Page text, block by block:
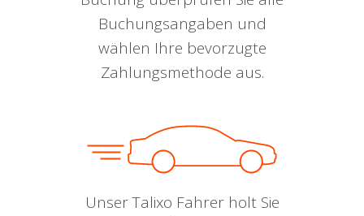
Buchungsangaben und
wählen Ihre bevorzugte
Zahlungsmethode aus.
Unser Talixo Fahrer holt Sie